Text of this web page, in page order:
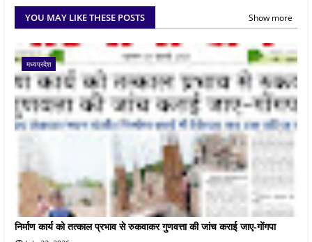
YOU MAY LIKE THESE POSTS Show more
मध्यप्रदेश
निर्माण कार्य को तत्काल प्रभाव से रुकवाकर गुणवत्ता की जांच कराई जाए-गोंगपा